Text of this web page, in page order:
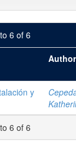
6 of 6
y
6 of 6